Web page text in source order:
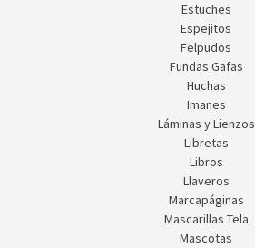
Estuches
Espejitos
Felpudos
Fundas Gafas
Huchas
Imanes
Láminas y Lienzos
Libretas
Libros
Llaveros
Marcapáginas
Mascarillas Tela
Mascotas